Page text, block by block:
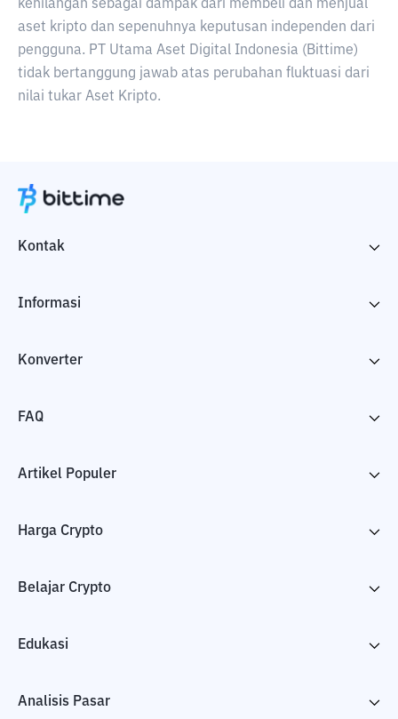
kehilangan sebagai dampak dari membeli dan menjual
aset kripto dan sepenuhnya keputusan independen dari
pengguna. PT Utama Aset Digital Indonesia (Bittime)
tidak bertanggung jawab atas perubahan fluktuasi dari
nilai tukar Aset Kripto.
Kontak
Informasi
Konverter
FAQ
Artikel Populer
Harga Crypto
Belajar Crypto
Edukasi
Analisis Pasar